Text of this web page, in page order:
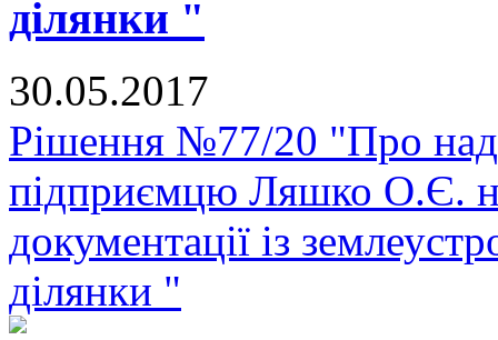
ділянки "
30.05.2017
Рішення №77/20 "Про
підприємцю Ляшко О.Є.
документації із
ділянки "